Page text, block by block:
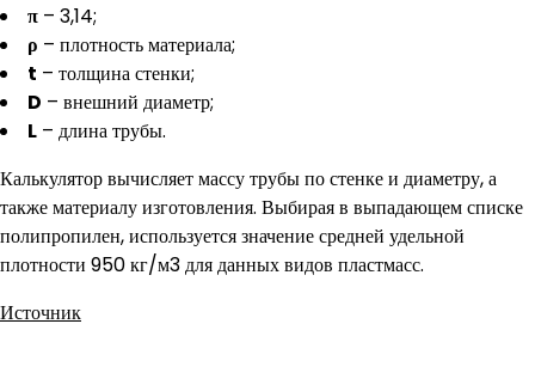
π – 3,14;
ρ – плотность материала;
t – толщина стенки;
D – внешний диаметр;
L – длина трубы.
Калькулятор вычисляет массу трубы по стенке и диаметру, а
также материалу изготовления. Выбирая в выпадающем списке
полипропилен, используется значение средней удельной
плотности 950 кг/м3 для данных видов пластмасс.
Источник